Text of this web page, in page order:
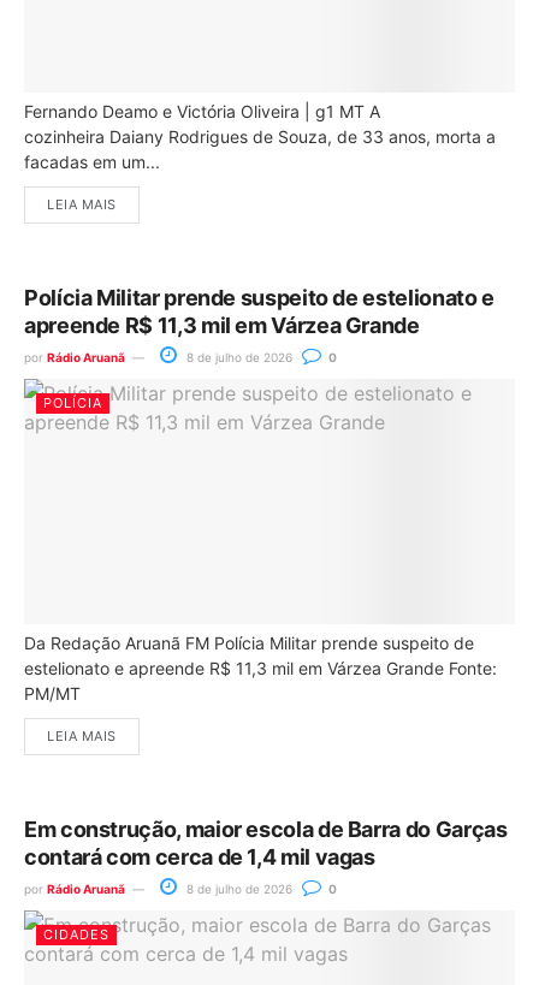
Fernando Deamo e Victória Oliveira | g1 MT A
cozinheira Daiany Rodrigues de Souza, de 33 anos, morta a
facadas em um...
LEIA MAIS
Polícia Militar prende suspeito de estelionato e
apreende R$ 11,3 mil em Várzea Grande
por Rádio Aruanã 8 de julho de 2026 0
POLÍCIA
Da Redação Aruanã FM Polícia Militar prende suspeito de
estelionato e apreende R$ 11,3 mil em Várzea Grande Fonte:
PM/MT
LEIA MAIS
Em construção, maior escola de Barra do Garças
contará com cerca de 1,4 mil vagas
por Rádio Aruanã 8 de julho de 2026 0
CIDADES